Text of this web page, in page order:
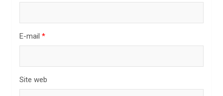
E-mail *
Site web